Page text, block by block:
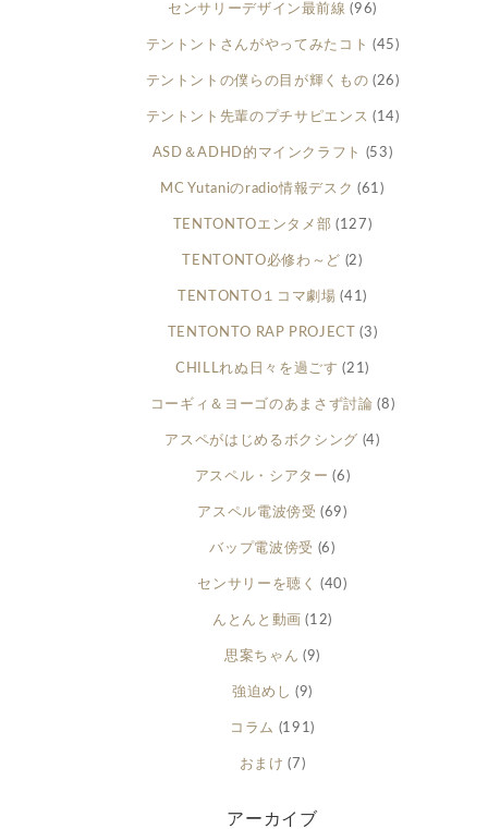
センサリーデザイン最前線 (96)
テントントさんがやってみたコト (45)
テントントの僕らの目が輝くもの (26)
テントント先輩のプチサピエンス (14)
ASD＆ADHD的マインクラフト (53)
MC Yutaniのradio情報デスク (61)
TENTONTOエンタメ部 (127)
TENTONTO必修わ～ど (2)
TENTONTO１コマ劇場 (41)
TENTONTO RAP PROJECT (3)
CHILLれぬ日々を過ごす (21)
コーギィ＆ヨーゴのあまさず討論 (8)
アスペがはじめるボクシング (4)
アスペル・シアター (6)
アスペル電波傍受 (69)
バップ電波傍受 (6)
センサリーを聴く (40)
んとんと動画 (12)
思案ちゃん (9)
強迫めし (9)
コラム (191)
おまけ (7)
アーカイブ